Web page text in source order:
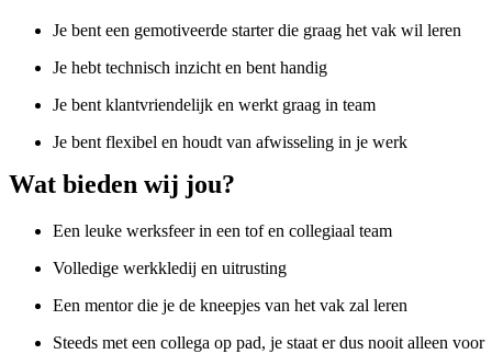
Je bent een gemotiveerde starter die graag het vak wil leren
Je hebt technisch inzicht en bent handig
Je bent klantvriendelijk en werkt graag in team
Je bent flexibel en houdt van afwisseling in je werk
Wat bieden wij jou?
Een leuke werksfeer in een tof en collegiaal team
Volledige werkkledij en uitrusting
Een mentor die je de kneepjes van het vak zal leren
Steeds met een collega op pad, je staat er dus nooit alleen voor